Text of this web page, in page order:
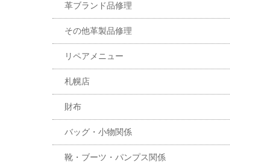
革ブランド品修理
その他革製品修理
リペアメニュー
札幌店
財布
バッグ・小物関係
靴・ブーツ・パンプス関係